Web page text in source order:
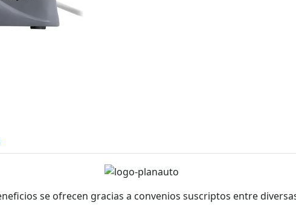
se ofrecen gracias a convenios suscriptos entre